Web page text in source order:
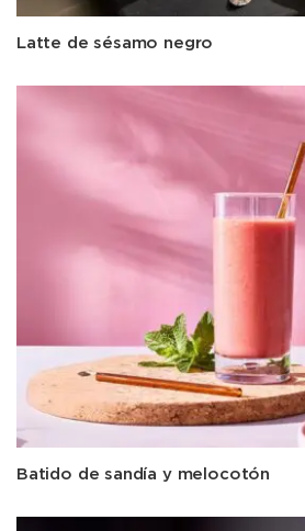
Latte de sésamo negro
Batido de sandía y melocotón